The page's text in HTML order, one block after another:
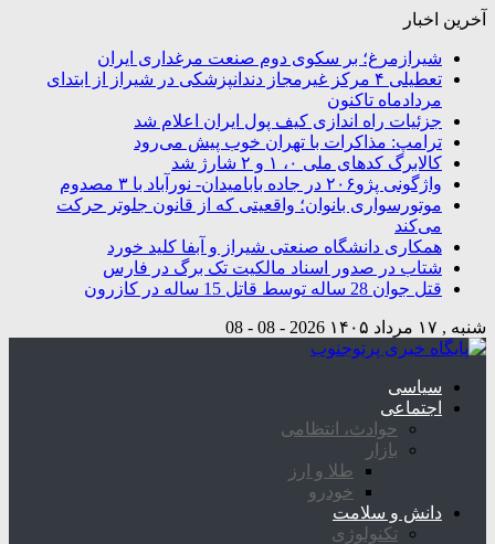
آخرین اخبار
شیرازمرغ؛ بر سکوی دوم صنعت مرغداری ایران
تعطیلی ۴ مرکز غیرمجاز دندانپزشکی در شیراز از ابتدای
مردادماه تاکنون
جزئیات راه اندازی کیف پول ایران اعلام شد
ترامپ: مذاکرات با تهران خوب پیش می‌رود
کالابرگ کدهای ملی ۰، ۱ و ۲ شارژ شد
واژگونی پژو۲۰۶ در جاده بابامیدان- نورآباد با ۳ مصدوم
موتورسواری بانوان؛ واقعیتی که از قانون جلوتر حرکت
می‌کند
همکاری دانشگاه صنعتی شیراز و آبفا کلید خورد
شتاب در صدور اسناد مالکیت تک برگ در فارس
قتل جوان 28 ساله توسط قاتل 15 ساله در کازرون
شنبه , ۱۷ مرداد ۱۴۰۵ 2026 - 08 - 08
سیاسی
اجتماعی
حوادث، انتظامی
بازار
طلا و ارز
خودرو
دانش و سلامت
تکنولوژی